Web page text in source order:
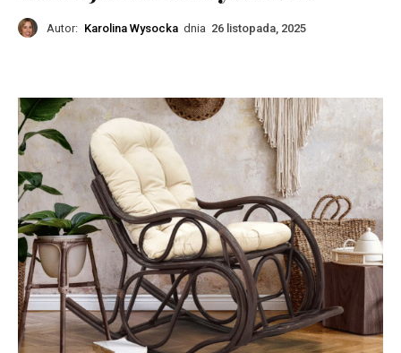
Autor: Karolina Wysocka dnia 26 listopada, 2025